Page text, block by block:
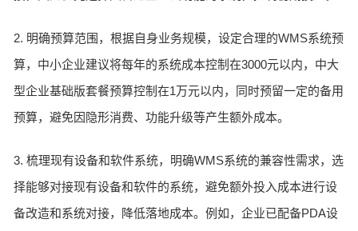
2. 明确预算范围，根据自身业务规模，设定合理的WMS系统预
算，中小企业建议将每年的系统成本控制在3000元以内，中大
型企业基础版套餐预算控制在1万元以内，同时预留一定的备用
预算，避免因隐形消费、功能升级等产生额外成本。
3. 梳理现有设备和软件系统，明确WMS系统的兼容性需求，选
择能够对接现有设备和软件的系统，避免额外投入成本进行设
备改造和系统对接，降低落地成本。例如，企业已配备PDA设